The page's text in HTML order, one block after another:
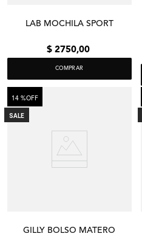
LAB MOCHILA SPORT
$ 2750,00
COMPRAR
GILLY BOLSO MATERO
SALE
14 %OFF